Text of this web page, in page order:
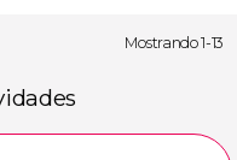
Mostrando 1-13